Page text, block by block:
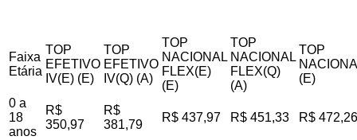
Faixa
Etária
TOP
EFETIVO
IV(E) (E)
TOP
EFETIVO
IV(Q) (A)
TOP
NACIONAL
FLEX(E)
(E)
TOP
NACIONAL
FLEX(Q)
(A)
TOP
(E)
0 a
18
anos
R$
350,97
R$
381,79
R$ 437,97 R$ 451,33 R$ 472,26